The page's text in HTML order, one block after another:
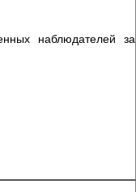
наблюдателей за